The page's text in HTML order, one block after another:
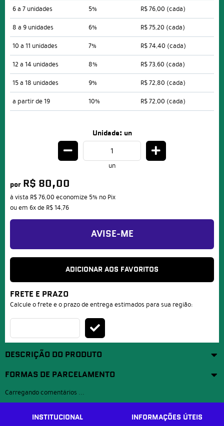
6 a 7 unidades
5% R$ 76,00 (cada)
8 a 9 unidades
6% R$ 75,20 (cada)
10 a 11 unidades
7% R$ 74,40 (cada)
12 a 14 unidades
8% R$ 73,60 (cada)
15 a 18 unidades
9% R$ 72,80 (cada)
a partir de 19
10% R$ 72,00 (cada)
Unidade: un
un
por R$ 80,00
à vista R$ 76,00 economize 5% no Pix
ou em 6xde R$ 14,76
AVISE-ME
ADICIONAR AOS FAVORITOS
FRETE E PRAZO
Calcule o frete e o prazo de entrega estimados para sua região:
DESCRIÇÃO DO PRODUTO
FORMAS DE PARCELAMENTO
Carregando comentários ...
INSTITUCIONAL INFORMAÇÕES ÚTEIS